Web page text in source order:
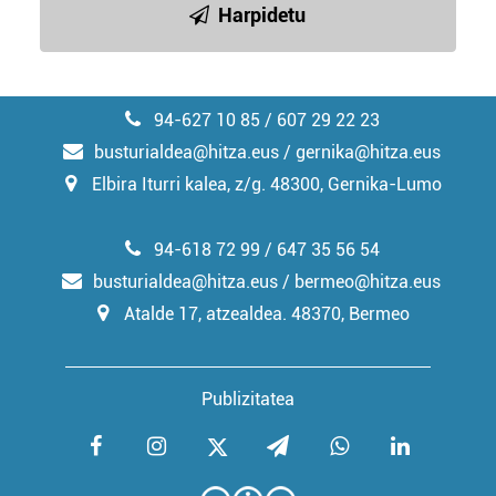
Harpidetu
94-627 10 85 / 607 29 22 23
busturialdea@hitza.eus / gernika@hitza.eus
Elbira Iturri kalea, z/g. 48300, Gernika-Lumo
Publizitatea
94-618 72 99 / 647 35 56 54
busturialdea@hitza.eus / bermeo@hitza.eus
Atalde 17, atzealdea. 48370, Bermeo